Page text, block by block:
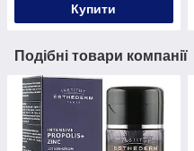
Купити
Подібні товари компанії